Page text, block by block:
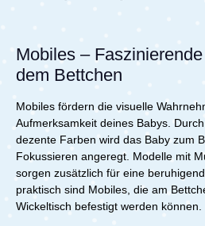
Mobiles –
dem Bettchen
Mobiles fördern die visuelle
Aufmerksamkeit deines Babys.
dezente Farben wird das Baby zum
Fokussieren angeregt. Modelle mit
sorgen zusätzlich für eine
praktisch sind Mobiles, die am
Wickeltisch befestigt werden können.